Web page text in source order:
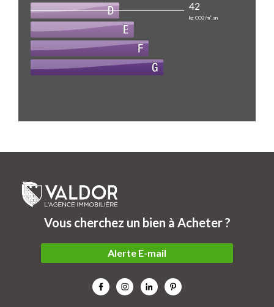
42
kg CO2/m².an
Vous cherchez un bien à Acheter ?
Alerte E-mail